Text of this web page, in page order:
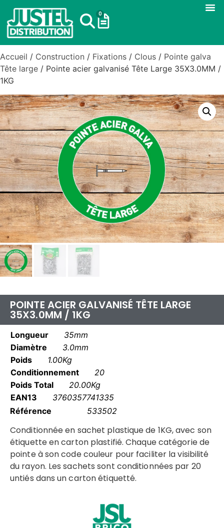
0
Accueil / Construction / Fixations / Clous / Pointe galva
Tête large / Pointe acier galvanisé Tête Large 35X3.0MM /
1KG
POINTE ACIER GALVANISÉ TÊTE LARGE
35X3.0MM / 1KG
Longueur
35mm
Diamètre
3.0mm
Poids
1.00Kg
Conditionnement
20
Poids Total
20.00Kg
EAN13
3760357741335
Référence
533502
Conditionnée en sachet plastique de 1KG, avec son
étiquette en carton plastifié. Chaque catégorie de
pointe à son code couleur pour faciliter la visibilité
du rayon. Les sachets sont conditionnées par 20
untiés dans un carton étiquetté.